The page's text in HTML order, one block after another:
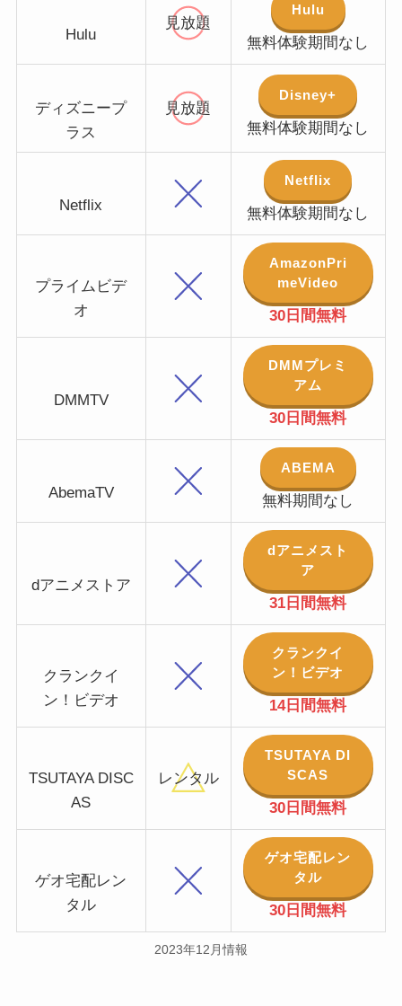
Hulu
見放題
Hulu
無料体験期間なし
ディズニープ
ラス
見放題
Disney+
無料体験期間なし
Netflix
Netflix
無料体験期間なし
プライムビデ
オ
AmazonPri
meVideo
30日間無料
DMMTV
DMMプレミ
アム
30日間無料
AbemaTV
ABEMA
無料期間なし
dアニメストア
dアニメスト
ア
31日間無料
クランクイ
ン！ビデオ
クランクイ
ン！ビデオ
14日間無料
TSUTAYA DISC
AS
レンタル
TSUTAYA DI
SCAS
30日間無料
ゲオ宅配レン
タル
ゲオ宅配レン
タル
30日間無料
2023年12月情報